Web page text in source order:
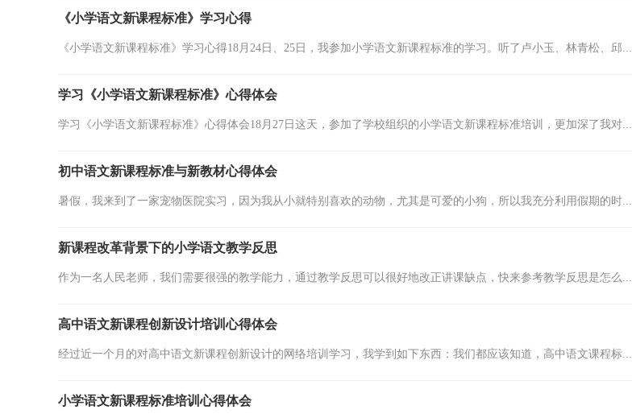
《小学语文新课程标准》学习心得
《小学语文新课程标准》学习心得18月24日、25日，我参加小学语文新课程标准的学习。听了卢小玉、林青松、邱...
学习《小学语文新课程标准》心得体会
学习《小学语文新课程标准》心得体会18月27日这天，参加了学校组织的小学语文新课程标准培训，更加深了我对...
初中语文新课程标准与新教材心得体会
暑假，我来到了一家宠物医院实习，因为我从小就特别喜欢的动物，尤其是可爱的小狗，所以我充分利用假期的时...
新课程改革背景下的小学语文教学反思
作为一名人民老师，我们需要很强的教学能力，通过教学反思可以很好地改正讲课缺点，快来参考教学反思是怎么...
高中语文新课程创新设计培训心得体会
经过近一个月的对高中语文新课程创新设计的网络培训学习，我学到如下东西：我们都应该知道，高中语文课程标...
小学语文新课程标准培训心得体会